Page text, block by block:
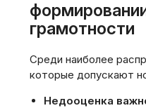
грамотности
Среди наиболее
которые допускают
Недооценка